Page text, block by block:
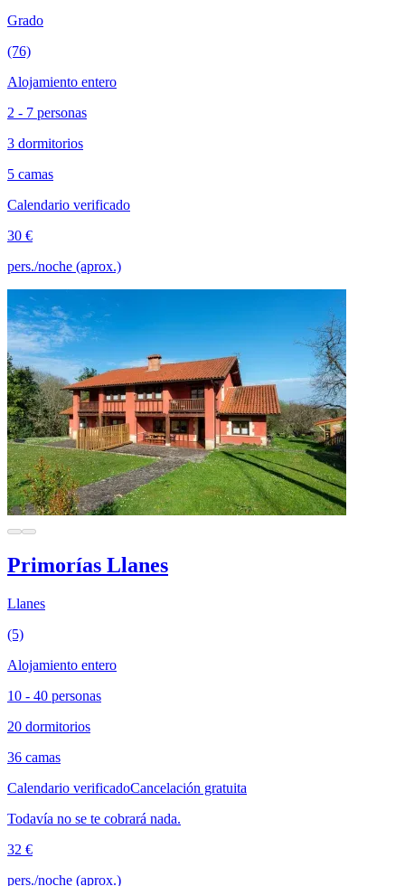
Grado
(76)
Alojamiento entero
2 - 7 personas
3 dormitorios
5 camas
Calendario verificado
30 €
pers./noche (aprox.)
Primorías Llanes
Llanes
(5)
Alojamiento entero
10 - 40 personas
20 dormitorios
36 camas
Calendario verificadoCancelación gratuita
Todavía no se te cobrará nada.
32 €
pers./noche (aprox.)